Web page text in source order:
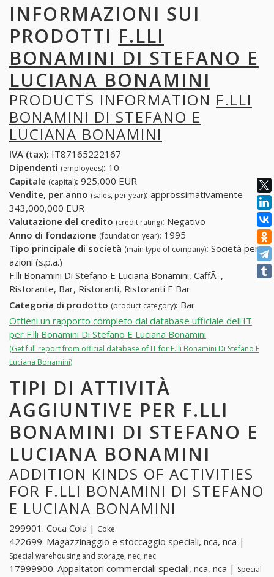
INFORMAZIONI SUI
PRODOTTI F.LLI
BONAMINI DI STEFANO E
LUCIANA BONAMINI
PRODUCTS INFORMATION F.LLI
BONAMINI DI STEFANO E
LUCIANA BONAMINI
IVA (tax): IT87165222167
Dipendenti (employees): 10
Capitale (capital): 925,000 EUR
Vendite, per anno (sales, per year): approssimativamente
343,000,000 EUR
Valutazione del credito (credit rating): Negativo
Anno di fondazione (foundation year): 1995
Tipo principale di società (main type of company): Società per
azioni (s.p.a.)
F.lli Bonamini Di Stefano E Luciana Bonamini, CaffÃ¨,
Ristorante, Bar, Ristoranti, Ristoranti E Bar
Categoria di prodotto (product category): Bar
Ottieni un rapporto completo dal database ufficiale dell'IT
per F.lli Bonamini Di Stefano E Luciana Bonamini
(Get full report from official database of IT for F.lli Bonamini Di Stefano E
Luciana Bonamini)
TIPI DI ATTIVITÀ
AGGIUNTIVE PER F.LLI
BONAMINI DI STEFANO E
LUCIANA BONAMINI
ADDITION KINDS OF ACTIVITIES
FOR F.LLI BONAMINI DI STEFANO
E LUCIANA BONAMINI
299901. Coca Cola | Coke
422699. Magazzinaggio e stoccaggio speciali, nca, nca |
Special warehousing and storage, nec, nec
17999900. Appaltatori commerciali speciali, nca, nca | Special